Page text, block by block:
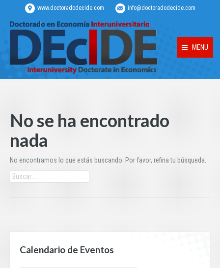
www.doctoradodecide.com info@doctoradodecide.com
MENU
No se ha encontrado
nada
No encontramos lo que estás buscando. Por favor, refina tu búsqueda.
Calendario de Eventos